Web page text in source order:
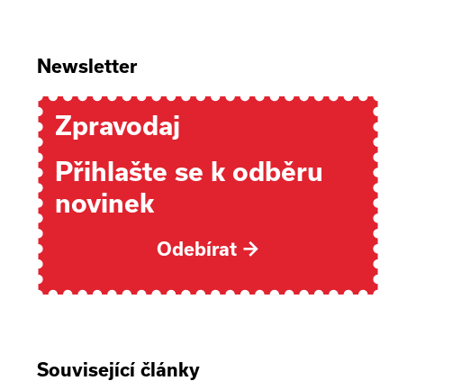
Newsletter
Zpravodaj
Přihlašte se k odběru
novinek
Odebírat →
Související články